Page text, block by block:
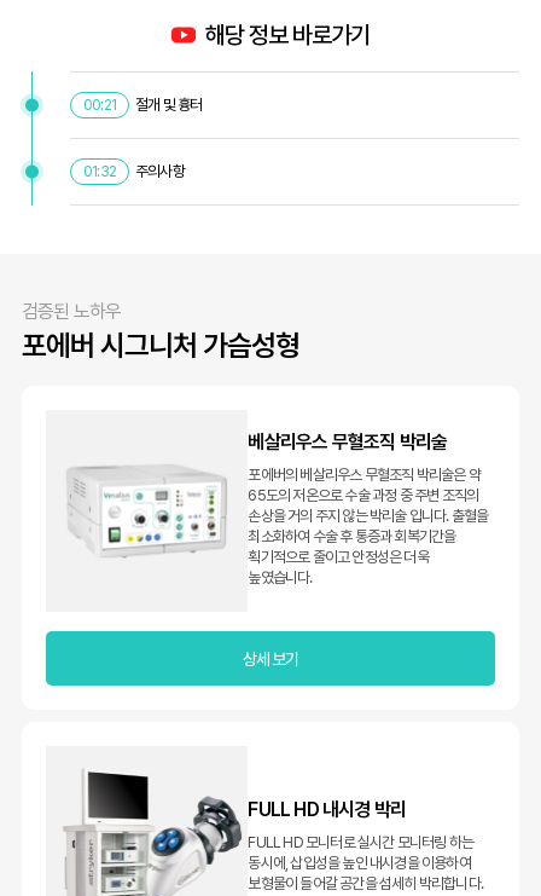
해당 정보 바로가기
00:21 절개 및 흉터
01:32 주의사항
검증된 노하우
포에버 시그니처 가슴성형
베살리우스 무혈조직 박리술
포에버의 베살리우스 무혈조직 박리술은 약
65도의 저온으로 수술 과정 중 주변 조직의
손상을 거의 주지 않는 박리술 입니다. 출혈을
최소화하여 수술 후 통증과 회복기간을
획기적으로 줄이고 안정성은 더욱
높였습니다.
상세 보기
FULL HD 내시경 박리
FULL HD 모니터로 실시간 모니터링 하는
동시에, 삽입성을 높인 내시경을 이용하여
보형물이 들어갈 공간을 섬세히 박리합니다.